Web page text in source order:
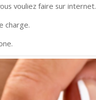
vouliez faire sur internet.
charge.